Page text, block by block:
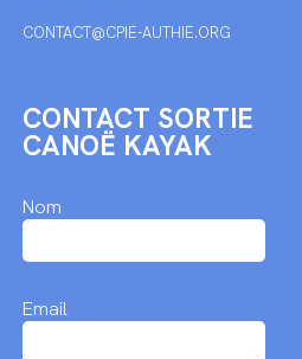
CONTACT@CPIE-AUTHIE.ORG
CONTACT SORTIE
CANOË KAYAK
Nom
Email